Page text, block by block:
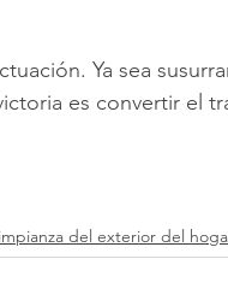
Ya sea
es convertir el
del exterior del